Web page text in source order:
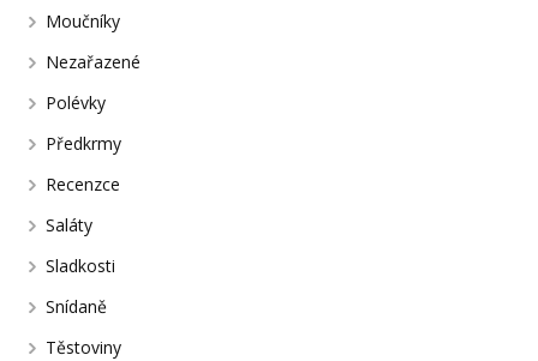
Moučníky
Nezařazené
Polévky
Předkrmy
Recenzce
Saláty
Sladkosti
Snídaně
Těstoviny